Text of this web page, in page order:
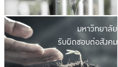
มหาวิ
ค
เปิดประ
และพบเรื่องราวใ
มหาวิทยาลัย
รับผิดชอบต่อสังคม